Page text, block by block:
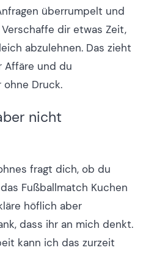
überrumpelt und
dir etwas Zeit,
abzulehnen. Das zieht
Affäre und du
Druck.
nicht
fragt dich, ob du
Fußballmatch Kuchen
höflich aber
dass ihr an mich denkt.
kann ich das zurzeit